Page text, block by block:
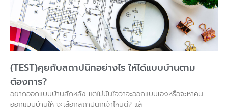
(TEST)คุยกับสถาปนิกอย่างไร ให้ได้แบบบ้านตาม
ต้องการ?
อยากออกแบบบ้านสักหลัง แต่ไม่มั่นใจว่าจะออกแบบเองหรือจะหาคน
ออกแบบบ้านให้ จะเลือกสถาปนิกเจ้าไหนดี? แล้